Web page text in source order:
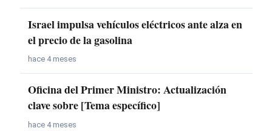
Israel impulsa vehículos eléctricos ante alza en
el precio de la gasolina
hace 4 meses
Oficina del Primer Ministro: Actualización
clave sobre [Tema específico]
hace 4 meses